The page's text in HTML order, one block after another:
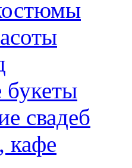
букеты
свадеб
кафе